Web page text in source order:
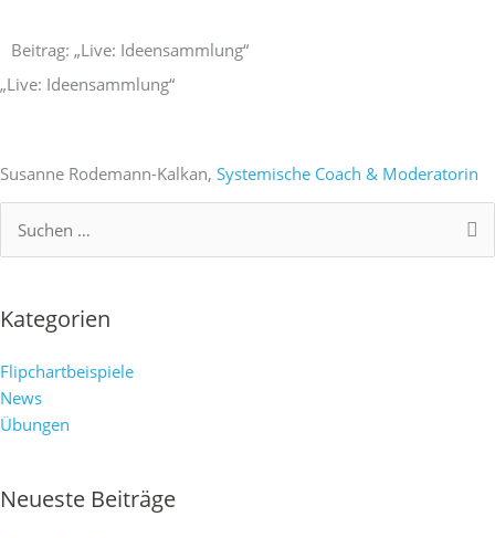
Inhalt
springen
Beitrag: „Live: Ideensammlung“
„Live: Ideensammlung“
Susanne Rodemann-Kalkan, Systemische Coach & Moderatorin
Suchen
nach:
Kategorien
Flipchartbeispiele
News
Übungen
Neueste Beiträge